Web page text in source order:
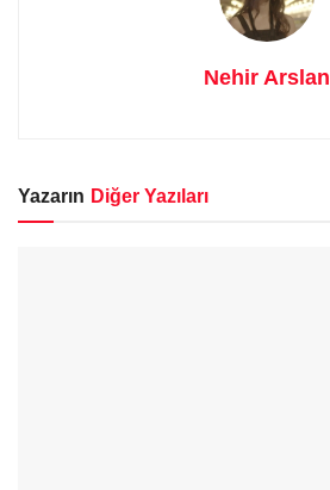
Nehir Arslan
Yazarın Diğer Yazıları